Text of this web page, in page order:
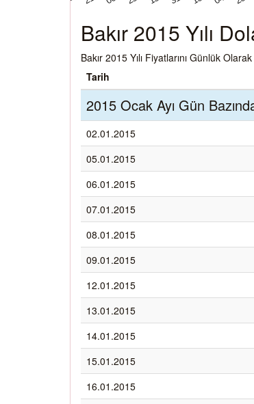
Bakır 2015 Yılı
Bakır 2015 Yılı Fiyatlarını Günlük
Tarih
2015 Ocak Ayı Gün
02.01.2015
05.01.2015
06.01.2015
07.01.2015
08.01.2015
09.01.2015
12.01.2015
13.01.2015
14.01.2015
15.01.2015
16.01.2015